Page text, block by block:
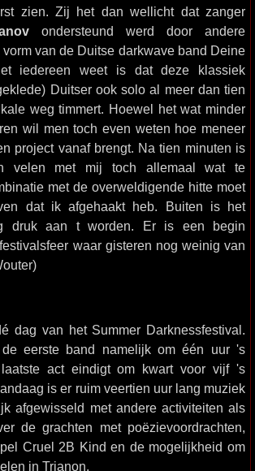
zien. Zij het dan wellicht dat zanger
ondersteund werd door andere
van de Duitse darkwave band Deine
iedereen weet is dat deze klassiek
Duitser ook solo al meer dan tien
weg timmert. Hoewel het wat minder
wil men toch even weten hoe meneer
project vanaf brengt. Na tien minuten is
velen met mij toch allemaal wat te
met de overweldigende hitte moet
dat ik afgehaakt heb. Buiten is het
druk aan t worden. Er is een begin
waar gisteren nog weinig van
dag van het Summer Darknessfestival.
eerste band namelijk om één uur 's
act eindigt om kwart voor vijf 's
is er ruim veertien uur lang muziek
afgewisseld met andere activiteiten als
de grachten met poëzievoordrachten,
Cruel 2B Kind en de mogelijkheid om
in Trianon.